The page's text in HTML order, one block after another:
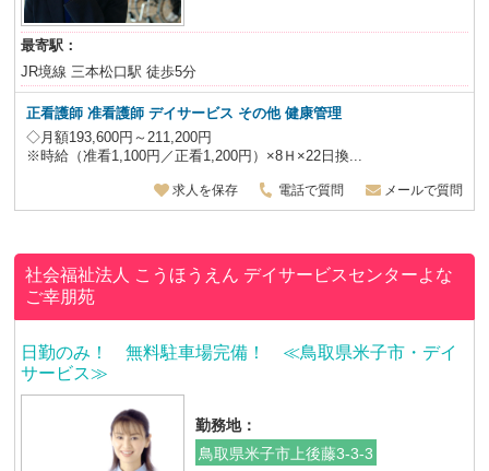
最寄駅：
JR境線 三本松口駅 徒歩5分
正看護師 准看護師 デイサービス その他 健康管理
◇月額193,600円～211,200円
※時給（准看1,100円／正看1,200円）×8Ｈ×22日換...
求人を保存 電話で質問 メールで質問
社会福祉法人 こうほうえん デイサービスセンターよな
ご幸朋苑
日勤のみ！ 無料駐車場完備！ ≪鳥取県米子市・デイ
サービス≫
勤務地：
鳥取県米子市上後藤3-3-3